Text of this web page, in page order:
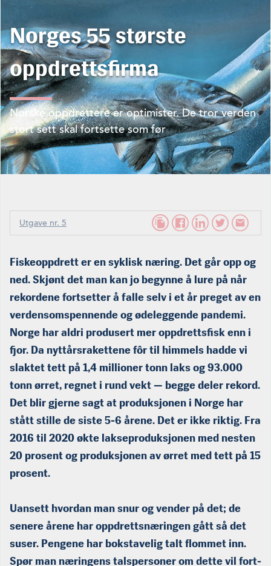
Norges 55 største
oppdrettsfirma
Norske oppdrettere er optimister. De tror verden
stort sett skal fortsette som før
Utgave nr. 5
Fiskeoppdrett er en syklisk næring. Det går opp og
ned. Skjønt det man kan jo begynne å lure på når
rekordene fortsetter å falle selv i et år preget av en
verdensomspennende og ødeleggende pandemi.
Norge har aldri produsert mer oppdrettsfisk enn i
fjor. Da nyttårsrakettene fôr til himmels hadde vi
slaktet tett på 1,4 millioner tonn laks og 93.000
tonn ørret, regnet i rund vekt — begge deler rekord.
Det blir gjerne sagt at produksjonen i Norge har
stått stille de siste 5-6 årene. Det er ikke riktig. Fra
2016 til 2020 økte lakseproduksjonen med nesten
20 prosent og produks­jonen av ørret med tett på 15
prosent.
Uansett hvordan man snur og vender på det; de
senere årene har oppdrettsnæringen gått så det
suser. Pengene har bokstavelig talt flommet inn.
Spør man næringens talspersoner om dette vil fort­